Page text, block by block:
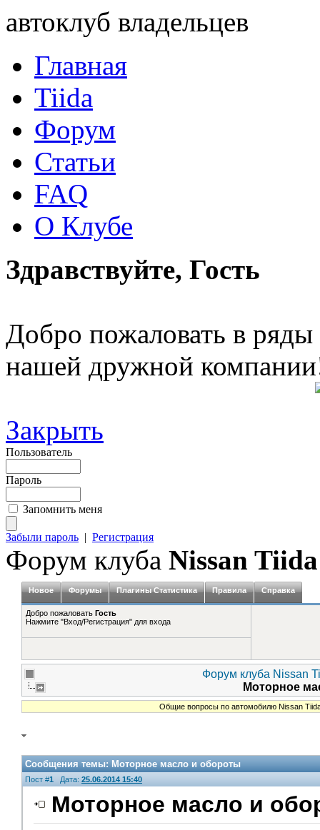
автоклуб владельцев
Главная
Tiida
Форум
Статьи
FAQ
О Клубе
Здравствуйте, Гость
Добро пожаловать в ряды
нашей дружной
Закрыть
Пользователь
Пароль
Запомнить меня
Забыли пароль | Регистрация
Форум клуба Nissan Tiida
Новое Форумы Плагины Статистика Правила Справка
Добро пожаловать Гость
Нажмите "Вход/Регистрация" для входа
Форум клуба Nissan
Моторное
Общие вопросы по автомобилю Nissan
Сообщения темы:Моторное масло и обороты
Пост #1 Дата: 25.06.2014 15:40
Моторное масло и